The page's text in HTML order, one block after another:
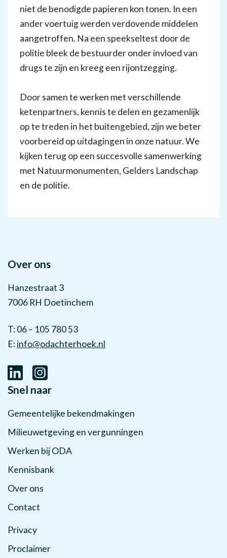
niet de benodigde papieren kon tonen. In een
ander voertuig werden verdovende middelen
aangetroffen. Na een speekseltest door de
politie bleek de bestuurder onder invloed van
drugs te zijn en kreeg een rijontzegging.
Door samen te werken met verschillende
ketenpartners, kennis te delen en gezamenlijk
op te treden in het buitengebied, zijn we beter
voorbereid op uitdagingen in onze natuur. We
kijken terug op een succesvolle samenwerking
met Natuurmonumenten, Gelders Landschap
en de politie.
Over ons
Hanzestraat 3
7006 RH Doetinchem
T: 06 – 105 780 53
E:info@odachterhoek.nl
Snel naar
Gemeentelijke bekendmakingen
Milieuwetgeving en vergunningen
Werken bij ODA
Kennisbank
Over ons
Contact
Privacy
Proclaimer